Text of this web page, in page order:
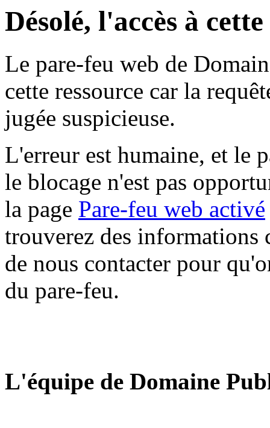
Désolé, l'accès à
Le pare-feu web de
cette ressource car la
jugée suspicieuse.
L'erreur est humaine, et le
le blocage n'est pas
la page Pare-feu web activé
trouverez des informations
de nous contacter pour
du pare-feu.
L'équipe de Domaine